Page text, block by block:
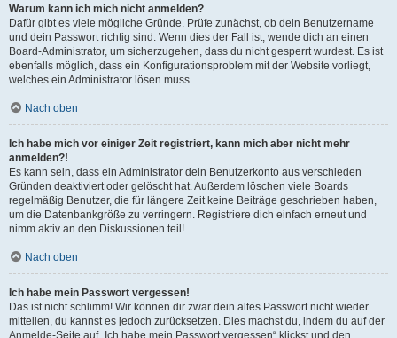
Warum kann ich mich nicht anmelden?
Dafür gibt es viele mögliche Gründe. Prüfe zunächst, ob dein Benutzername
und dein Passwort richtig sind. Wenn dies der Fall ist, wende dich an einen
Board-Administrator, um sicherzugehen, dass du nicht gesperrt wurdest. Es ist
ebenfalls möglich, dass ein Konfigurationsproblem mit der Website vorliegt,
welches ein Administrator lösen muss.
Nach oben
Ich habe mich vor einiger Zeit registriert, kann mich aber nicht mehr
anmelden?!
Es kann sein, dass ein Administrator dein Benutzerkonto aus verschieden
Gründen deaktiviert oder gelöscht hat. Außerdem löschen viele Boards
regelmäßig Benutzer, die für längere Zeit keine Beiträge geschrieben haben,
um die Datenbankgröße zu verringern. Registriere dich einfach erneut und
nimm aktiv an den Diskussionen teil!
Nach oben
Ich habe mein Passwort vergessen!
Das ist nicht schlimm! Wir können dir zwar dein altes Passwort nicht wieder
mitteilen, du kannst es jedoch zurücksetzen. Dies machst du, indem du auf der
Anmelde-Seite auf „Ich habe mein Passwort vergessen“ klickst und den